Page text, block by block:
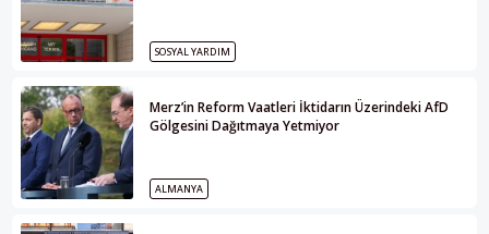
SOSYAL YARDIM
Merz’in Reform Vaatleri İktidarın Üzerindeki AfD
Gölgesini Dağıtmaya Yetmiyor
ALMANYA